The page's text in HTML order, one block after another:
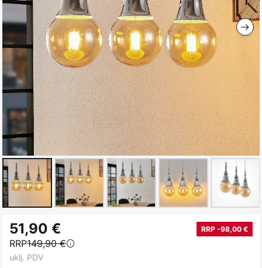
gallery
to
the
beginning
51,90 € RRP -98,00 €
RRP149,90 €
uklj. PDV